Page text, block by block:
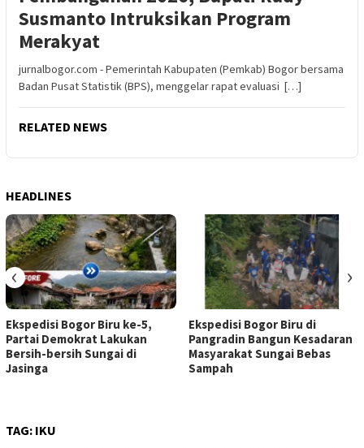
Susmanto Intruksikan Program
Merakyat
jurnalbogor.com - Pemerintah Kabupaten (Pemkab) Bogor bersama
Badan Pusat Statistik (BPS), menggelar rapat evaluasi […]
RELATED NEWS
HEADLINES
Ekspedisi Bogor Biru ke-5,
Partai Demokrat Lakukan
Bersih-bersih Sungai di
Jasinga
Ekspedisi Bogor Biru di
Pangradin Bangun Kesadaran
Masyarakat Sungai Bebas
Sampah
‹ ›
TAG: IKU